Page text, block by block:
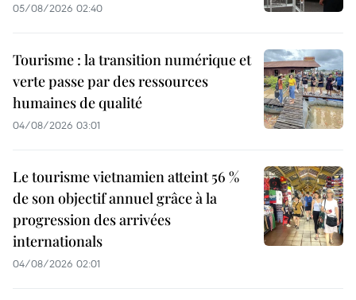
05/08/2026 02:40
Tourisme : la transition numérique et
verte passe par des ressources
humaines de qualité
04/08/2026 03:01
Le tourisme vietnamien atteint 56 %
de son objectif annuel grâce à la
progression des arrivées
internationals
04/08/2026 02:01